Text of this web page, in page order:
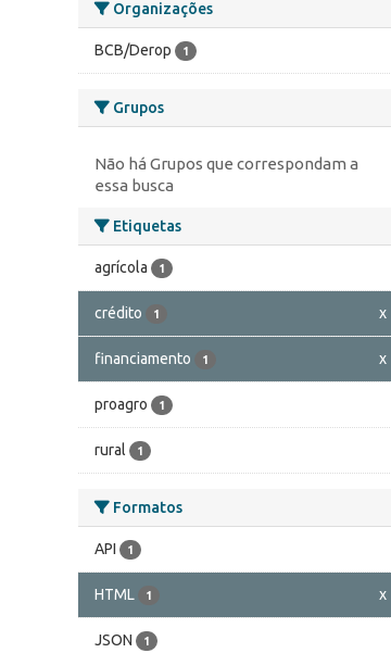
Organizações
BCB/Derop 1
Grupos
Não há Grupos que correspondam a
essa busca
Etiquetas
agrícola 1
crédito 1 x
financiamento 1 x
proagro 1
rural 1
Formatos
API 1
HTML 1 x
JSON 1